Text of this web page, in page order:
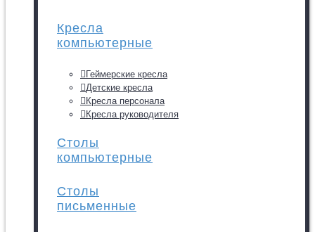
Кресла
компьютерные
Геймерские кресла
Детские кресла
Кресла персонала
Кресла руководителя
Столы
компьютерные
Столы
письменные